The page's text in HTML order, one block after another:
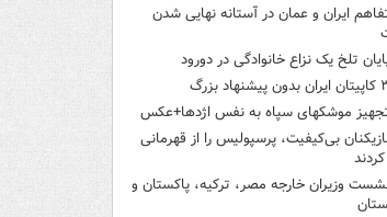
ایران و عمان در آستانه نهایی شدن
تلخ یک نزاع خانوادگی در دورود
بزرگ
موشکهای سپاه به نفس اژدها+عکس
بی‌کیفیت، پرسپولیس را از قهرمانی
وزیران خارجه مصر، ترکیه، پاکستان و